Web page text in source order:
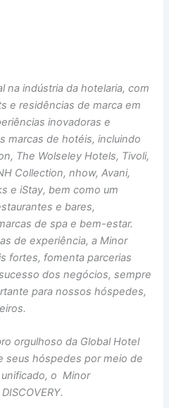
na indústria da hotelaria, com
e residências de marca em
inovadoras e
marcas de hotéis, incluindo
The Wolseley Hotels, Tivoli,
Collection, nhow, Avani,
e iStay, bem como um
e bares,
de spa e bem-estar.
de experiência, a Minor
fortes, fomenta parcerias
dos negócios, sempre
para nossos hóspedes,
orgulhoso da Global Hotel
seus hóspedes por meio de
unificado, oMinor